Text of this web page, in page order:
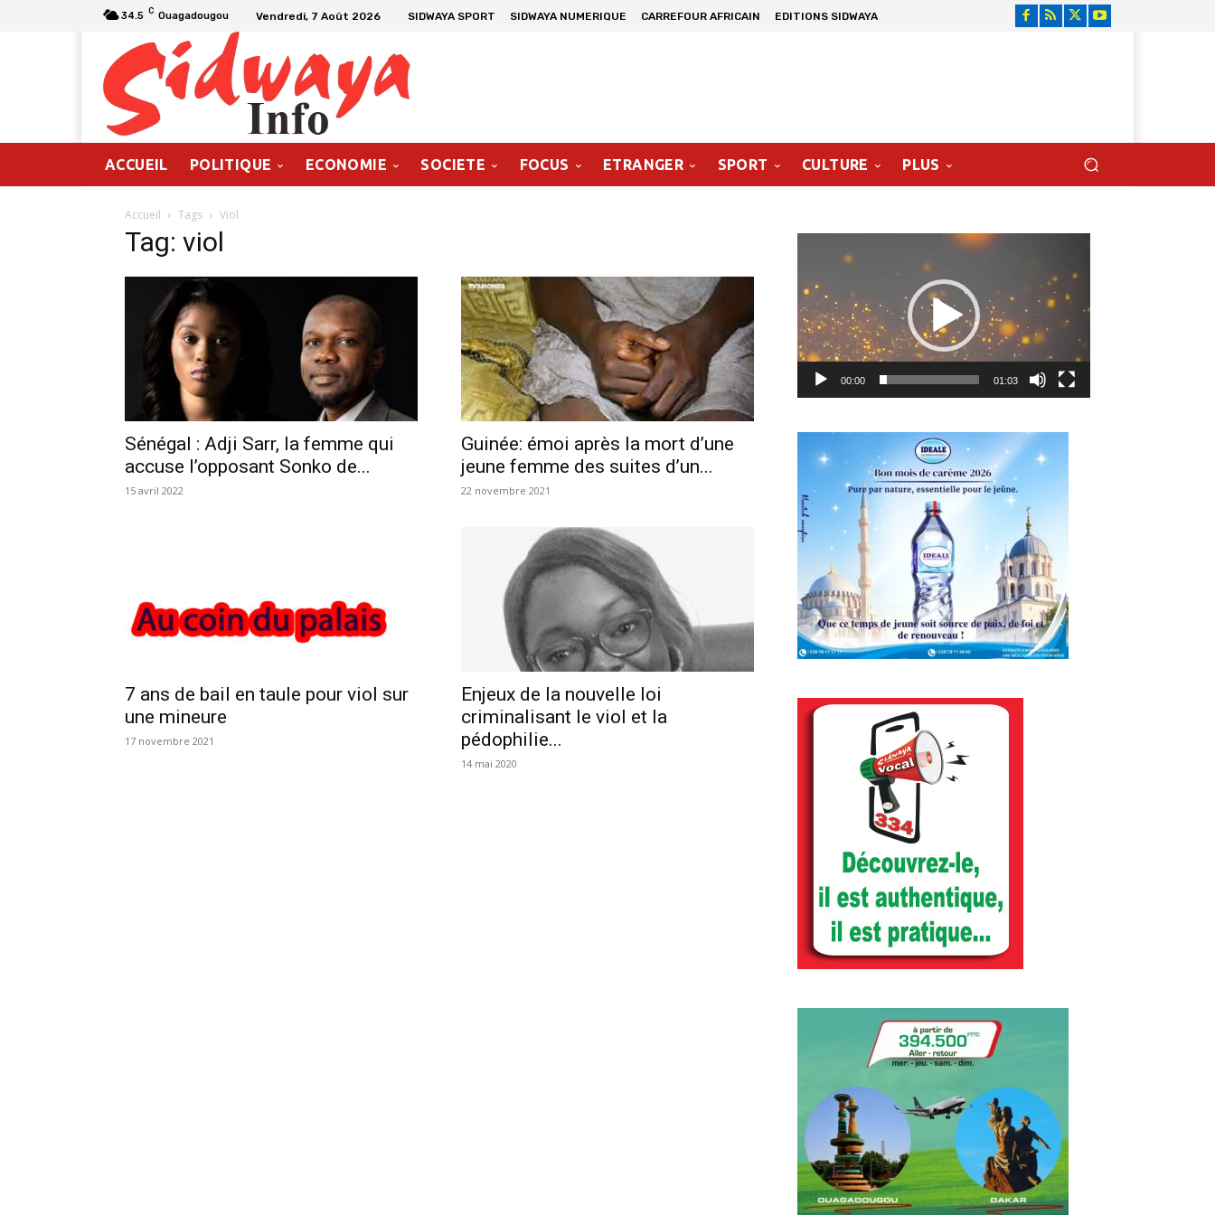
34.5 C Ouagadougou Vendredi, 7 Août 2026 SIDWAYA SPORT SIDWAYA NUMERIQUE CARREFOUR AFRICAIN EDITIONS SIDWAYA
ACCUEIL POLITIQUE ECONOMIE SOCIETE FOCUS ETRANGER SPORT CULTURE PLUS
Accueil Tags Viol
Tag: viol
Sénégal : Adji Sarr, la femme qui
accuse l’opposant Sonko de...
15 avril 2022
Guinée: émoi après la mort d’une
jeune femme des suites d’un...
22 novembre 2021
7 ans de bail en taule pour viol sur
une mineure
17 novembre 2021
Enjeux de la nouvelle loi
criminalisant le viol et la
pédophilie...
14 mai 2020
00:00 01:03